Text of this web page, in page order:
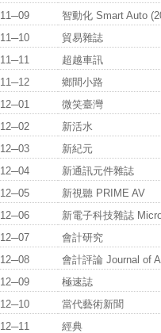
11─09
智動化 Smart Auto
11─10
貿易雜誌
11─11
超越車訊
11─12
鄉間小路
12─01
微笑臺灣
12─02
新活水
12─03
新紀元
12─04
新通訊元件雜誌
12─05
新視聽 PRIME AV
12─06
新電子科技雜誌
12─07
會計研究
12─08
會計評論 Journal of
12─09
極速誌
12─10
當代藝術新聞
12─11
經典